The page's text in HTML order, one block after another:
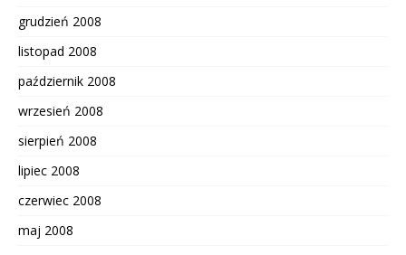
grudzień 2008
listopad 2008
październik 2008
wrzesień 2008
sierpień 2008
lipiec 2008
czerwiec 2008
maj 2008